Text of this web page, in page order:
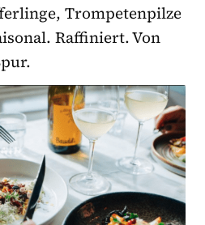
Trompetenpilze
Raffiniert. Von